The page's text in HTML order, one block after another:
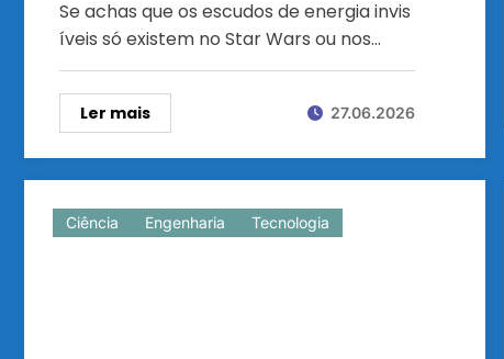
Se achas que os escudos de energia invis
íveis só existem no Star Wars ou nos…
Ler mais 27.06.2026
Ciência Engenharia Tecnologia